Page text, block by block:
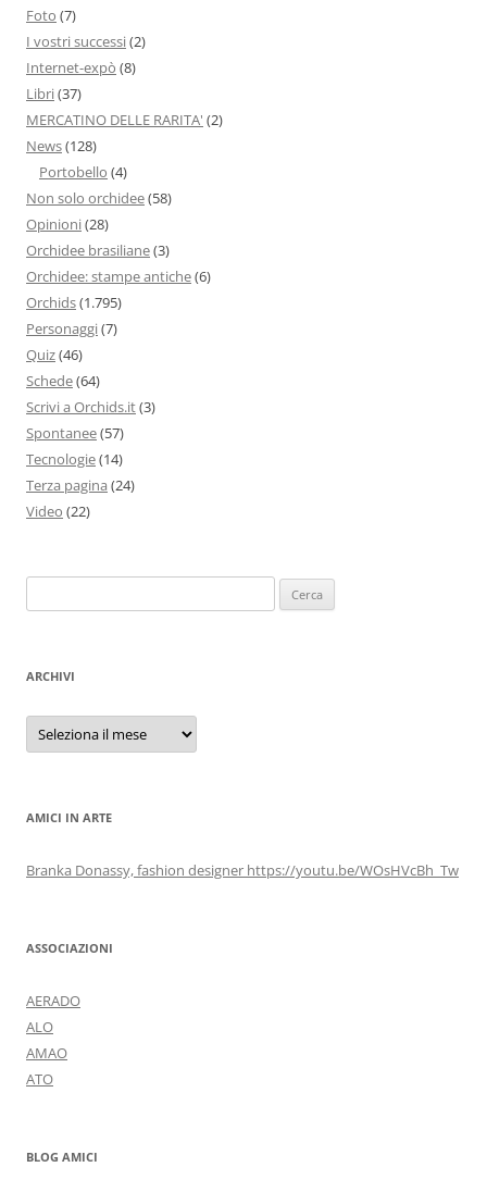
Foto (7)
I vostri successi(2)
Internet-expò (8)
Libri(37)
MERCATINO DELLE RARITA' (2)
News(128)
Portobello (4)
Non solo orchidee(58)
Opinioni(28)
Orchidee brasiliane(3)
Orchidee: stampe antiche(6)
Orchids(1.795)
Personaggi(7)
Quiz(46)
Schede(64)
Scrivi a Orchids.it(3)
Spontanee(57)
Tecnologie(14)
Terza pagina (24)
Video (22)
per:
ARCHIVI
Archivi
AMICI IN ARTE
Branka Donassy, fashion designer https://youtu.be/WOsHVcBh_Tw
ASSOCIAZIONI
AERADO
ALO
AMAO
ATO
BLOG AMICI